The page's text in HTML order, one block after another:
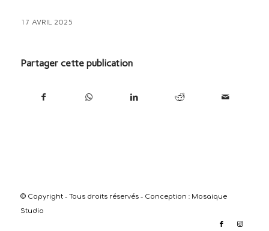
17 AVRIL 2025
Partager cette publication
© Copyright - Tous droits réservés - Conception : Mosaique
Studio